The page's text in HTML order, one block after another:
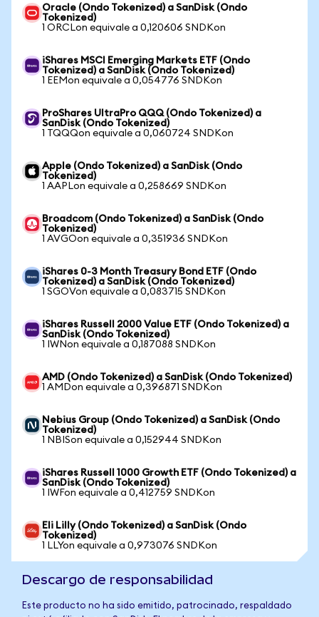
Oracle (Ondo Tokenized) a SanDisk (Ondo
Tokenized)
1 ORCLon equivale a 0,120606 SNDKon
iShares MSCI Emerging Markets ETF (Ondo
Tokenized) a SanDisk (Ondo Tokenized)
1 EEMon equivale a 0,054776 SNDKon
ProShares UltraPro QQQ (Ondo Tokenized) a
SanDisk (Ondo Tokenized)
1 TQQQon equivale a 0,060724 SNDKon
Apple (Ondo Tokenized) a SanDisk (Ondo
Tokenized)
1 AAPLon equivale a 0,258669 SNDKon
Broadcom (Ondo Tokenized) a SanDisk (Ondo
Tokenized)
1 AVGOon equivale a 0,351936 SNDKon
iShares 0-3 Month Treasury Bond ETF (Ondo
Tokenized) a SanDisk (Ondo Tokenized)
1 SGOVon equivale a 0,083715 SNDKon
iShares Russell 2000 Value ETF (Ondo Tokenized) a
SanDisk (Ondo Tokenized)
1 IWNon equivale a 0,187088 SNDKon
AMD (Ondo Tokenized) a SanDisk (Ondo Tokenized)
1 AMDon equivale a 0,396871 SNDKon
Nebius Group (Ondo Tokenized) a SanDisk (Ondo
Tokenized)
1 NBISon equivale a 0,152944 SNDKon
iShares Russell 1000 Growth ETF (Ondo Tokenized) a
SanDisk (Ondo Tokenized)
1 IWFon equivale a 0,412759 SNDKon
Eli Lilly (Ondo Tokenized) a SanDisk (Ondo
Tokenized)
1 LLYon equivale a 0,973076 SNDKon
Descargo de responsabilidad
Este producto no ha sido emitido, patrocinado, respaldado